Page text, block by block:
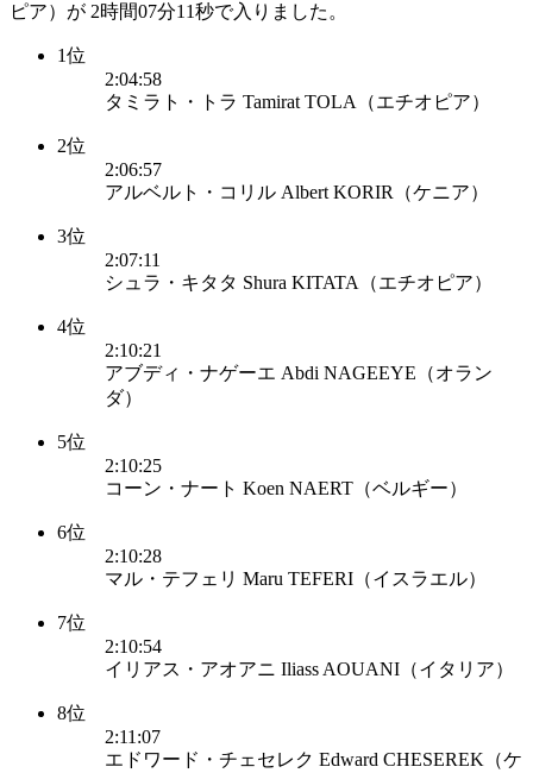
ピア）が 2時間07分11秒で入りました。
1位
2:04:58
タミラト・トラ Tamirat TOLA（エチオピア）
2位
2:06:57
アルベルト・コリル Albert KORIR（ケニア）
3位
2:07:11
シュラ・キタタ Shura KITATA（エチオピア）
4位
2:10:21
アブディ・ナゲーエ Abdi NAGEEYE（オラン
ダ）
5位
2:10:25
コーン・ナート Koen NAERT（ベルギー）
6位
2:10:28
マル・テフェリ Maru TEFERI（イスラエル）
7位
2:10:54
イリアス・アオアニ Iliass AOUANI（イタリア）
8位
2:11:07
エドワード・チェセレク Edward CHESEREK（ケ